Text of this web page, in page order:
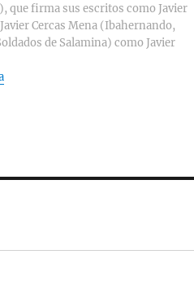
que firma sus escritos como Javier
Cercas Mena (Ibahernando,
de Salamina) como Javier